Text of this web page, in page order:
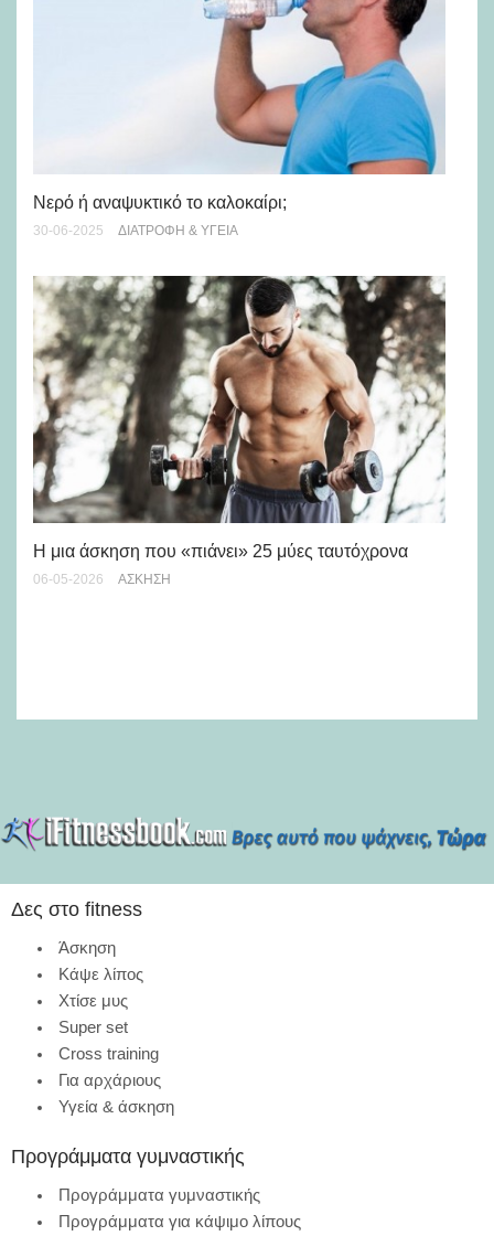
Νερό ή αναψυκτικό το καλοκαίρι;
30-06-2025 ΔΙΑΤΡΟΦΉ & ΥΓΕΊΑ
Η μια άσκηση που «πιάνει» 25 μύες ταυτόχρονα
06-05-2026 ΆΣΚΗΣΗ
Δες στο fitness
Άσκηση
Κάψε λίπος
Χτίσε μυς
Super set
Cross training
Για αρχάριους
Υγεία & άσκηση
Προγράμματα γυμναστικής
Προγράμματα γυμναστικής
Προγράμματα για κάψιμο λίπους